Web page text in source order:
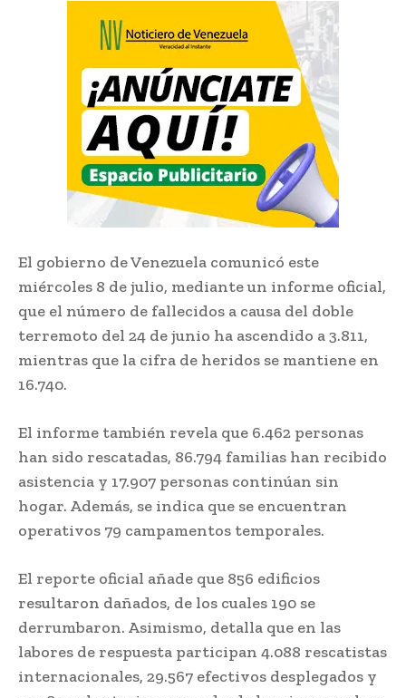
El gobierno de Venezuela comunicó este
miércoles 8 de julio, mediante un informe oficial,
que el número de fallecidos a causa del doble
terremoto del 24 de junio ha ascendido a 3.811,
mientras que la cifra de heridos se mantiene en
16.740.
El informe también revela que 6.462 personas
han sido rescatadas, 86.794 familias han recibido
asistencia y 17.907 personas continúan sin
hogar. Además, se indica que se encuentran
operativos 79 campamentos temporales.
El reporte oficial añade que 856 edificios
resultaron dañados, de los cuales 190 se
derrumbaron. Asimismo, detalla que en las
labores de respuesta participan 4.088 rescatistas
internacionales, 29.567 efectivos desplegados y